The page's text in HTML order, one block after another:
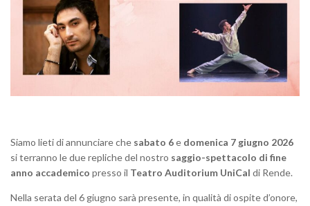
Siamo lieti di annunciare che sabato 6e domenica 7 giugno 2026
si terranno le due repliche del nostro saggio-spettacolo di fine
anno accademico presso il Teatro Auditorium UniCal di Rende.
Nella serata del 6 giugno sarà presente, in qualità di ospite d’onore,